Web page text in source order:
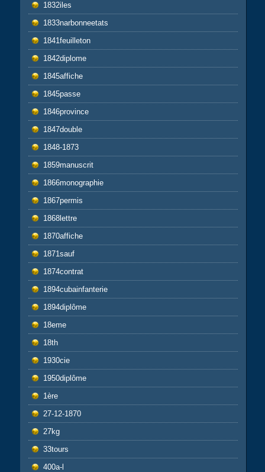
1832iles
1833narbonneetats
1841feuilleton
1842diplome
1845affiche
1845passe
1846province
1847double
1848-1873
1859manuscrit
1866monographie
1867permis
1868lettre
1870affiche
1871sauf
1874contrat
1894cubainfanterie
1894diplôme
18eme
18th
1930cie
1950diplôme
1ère
27-12-1870
27kg
33tours
400a-l